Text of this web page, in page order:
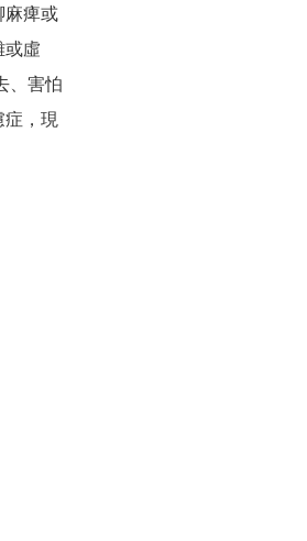
麻痺或
虛
、害怕
症，現